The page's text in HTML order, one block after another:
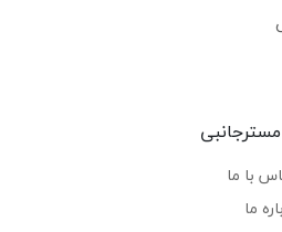
مسترجانبی
با ما
ما